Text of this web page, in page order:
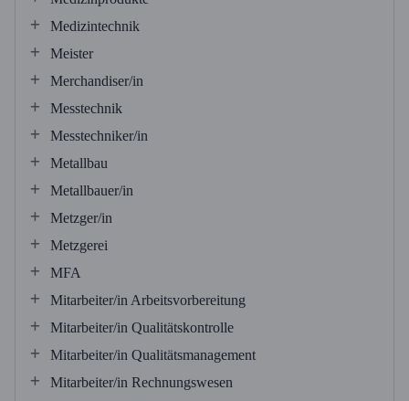
Medizintechnik
Meister
Merchandiser/in
Messtechnik
Messtechniker/in
Metallbau
Metallbauer/in
Metzger/in
Metzgerei
MFA
Mitarbeiter/in Arbeitsvorbereitung
Mitarbeiter/in Qualitätskontrolle
Mitarbeiter/in Qualitätsmanagement
Mitarbeiter/in Rechnungswesen